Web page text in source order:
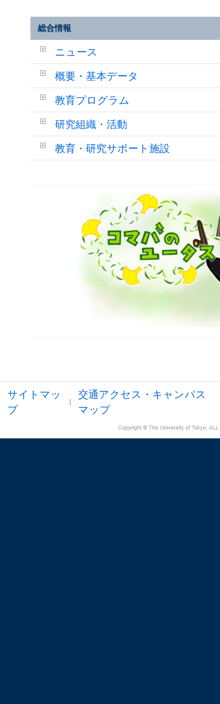
総合情報
ニュース
概要・基本データ
教育プログラム
研究組織・活動
教育・研究サポート施設
サイトマッ
プ
交通アクセス・キャンパス
マップ